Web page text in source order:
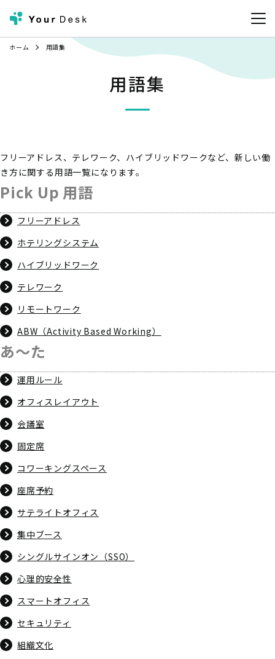
ホーム 用語集
用語集
フリーアドレス、テレワーク、ハイブリッドワークなど、新しい働
き方に関する用語一覧になります。
Pick Up 用語
フリーアドレス
ホテリングシステム
ハイブリッドワーク
テレワーク
リモートワーク
ABW（Activity Based Working）
あ～た
運用ルール
オフィスレイアウト
会議室
固定席
コワーキングスペース
座席予約
サテライトオフィス
集中ブース
シングルサインオン（SSO）
心理的安全性
スマートオフィス
セキュリティ
組織文化